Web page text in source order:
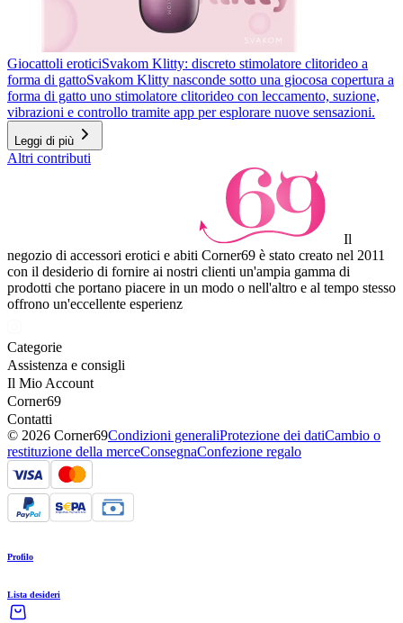
Giocattoli eroticiSvakom Klitty: discreto stimolatore clitorideo a
forma di gattoSvakom Klitty nasconde sotto una giocosa copertura a
forma di gatto uno stimolatore clitorideo con leccamento, suzione,
vibrazioni e controllo tramite app per esplorare nuove sensazioni.
Leggi di più
Altri contributi
Il
negozio di accessori erotici e abiti Corner69 è stato creato nel 2011
con il desiderio di fornire ai nostri clienti un'ampia gamma di
prodotti che portano piacere in un modo o nell'altro e al tempo stesso
offrono un'eccellente esperienz
Categorie
Assistenza e consigli
Il Mio Account
Corner69
Contatti
© 2026 Corner69Condizioni generaliProtezione dei datiCambio o
restituzione della merceConsegnaConfezione regalo
Profilo
Lista desideri